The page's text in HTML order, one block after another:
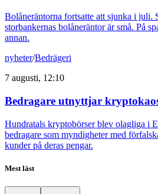
Bolåneräntorna fortsatte att sjunka i juli.
storbankernas bolåneräntor är små. På
annan.
nyheter/Bedrägeri
7 augusti, 12:10
Bedragare utnyttjar
Hundratals kryptobörser blev olagliga i
bedragare som myndigheter med
kunder på deras pengar.
Mest läst